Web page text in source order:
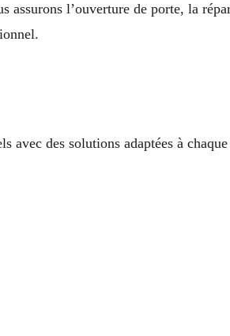
assurons l’ouverture de porte, la
avec des solutions adaptées à